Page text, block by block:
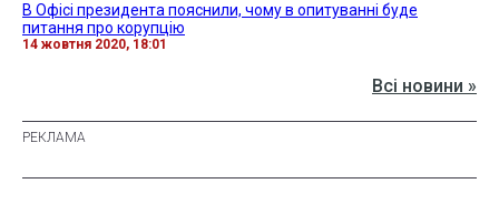
В Офісі президента пояснили, чому в опитуванні буде
питання про корупцію
14 жовтня 2020, 18:01
Всі новини »